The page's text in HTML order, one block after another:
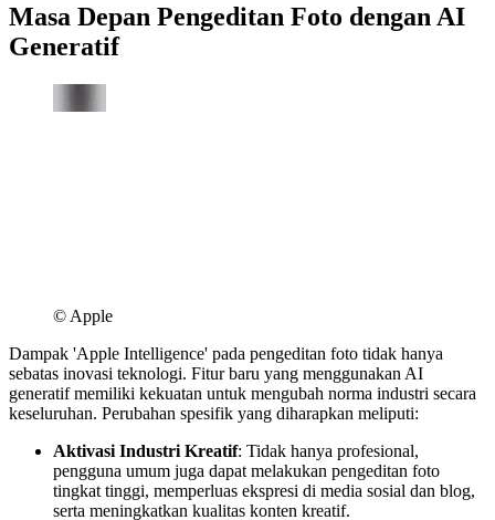
Masa Depan Pengeditan Foto dengan AI
Generatif
© Apple
Dampak 'Apple Intelligence' pada pengeditan foto tidak hanya
sebatas inovasi teknologi. Fitur baru yang menggunakan AI
generatif memiliki kekuatan untuk mengubah norma industri secara
keseluruhan. Perubahan spesifik yang diharapkan meliputi:
Aktivasi Industri Kreatif: Tidak hanya profesional,
pengguna umum juga dapat melakukan pengeditan foto
tingkat tinggi, memperluas ekspresi di media sosial dan blog,
serta meningkatkan kualitas konten kreatif.